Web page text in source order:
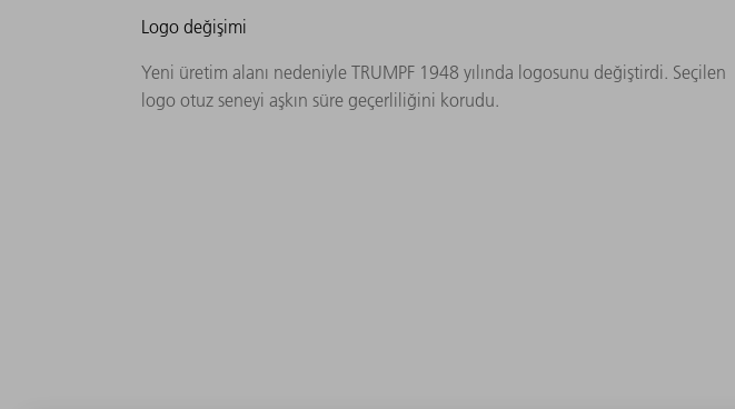
Logo değişimi
Yeni üretim alanı nedeniyle TRUMPF 1948 yılında logosunu değiştirdi. Seçilen
logo otuz seneyi aşkın süre geçerliliğini korudu.